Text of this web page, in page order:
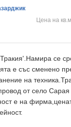
Цена на
се
е със сменено
на
от село
е на